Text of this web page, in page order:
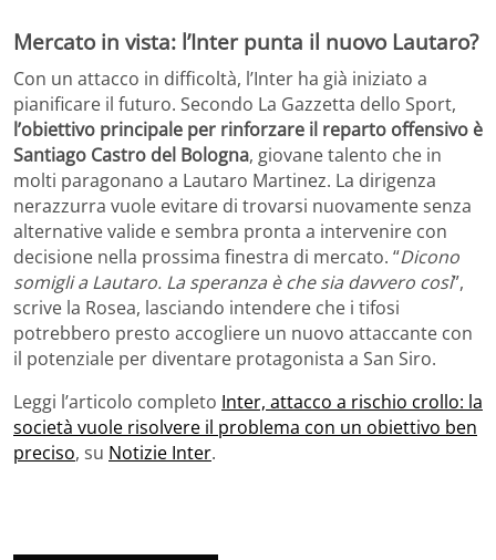
Mercato in vista: l’Inter punta il nuovo Lautaro?
Con un attacco in difficoltà, l’Inter ha già iniziato a
pianificare il futuro. Secondo La Gazzetta dello Sport,
l’obiettivo principale per rinforzare il reparto offensivo è
Santiago Castro del Bologna, giovane talento che in
molti paragonano a Lautaro Martinez. La dirigenza
nerazzurra vuole evitare di trovarsi nuovamente senza
alternative valide e sembra pronta a intervenire con
decisione nella prossima finestra di mercato. “Dicono
somigli a Lautaro. La speranza è che sia davvero così”,
scrive la Rosea, lasciando intendere che i tifosi
potrebbero presto accogliere un nuovo attaccante con
il potenziale per diventare protagonista a San Siro.
Leggi l’articolo completo Inter, attacco a rischio crollo: la
società vuole risolvere il problema con un obiettivo ben
preciso, su Notizie Inter.